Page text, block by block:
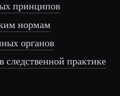
принципов
нормам
органов
практике